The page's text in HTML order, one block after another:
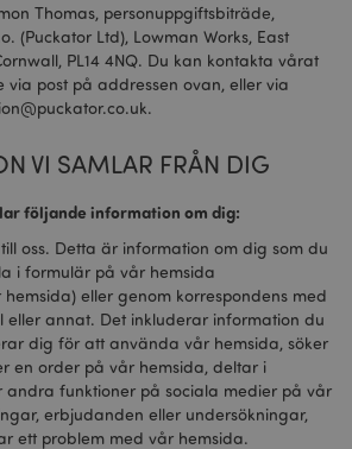
Thomas, personuppgiftsbiträde,
(Puckator Ltd), Lowman Works, East
PL14 4NQ. Du kan kontakta vårat
via post på addressen ovan, eller via
.
VI SAMLAR FRÅN DIG
följande information om dig:
oss. Detta är information om dig som du
i formulär på vår hemsida
eller genom korrespondens med
eller annat. Det inkluderar information du
dig för att använda vår hemsida, söker
en order på vår hemsida, deltar i
andra funktioner på sociala medier på vår
erbjudanden eller undersökningar,
ett problem med vår hemsida.